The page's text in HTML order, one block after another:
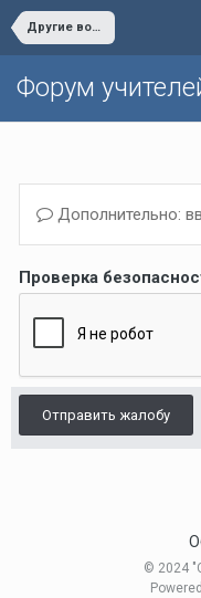
Другие вопросы (Темы, не вошедшие в другие разделы)/Other issues
Форум
Дополнительно:
Проверка
Отправить жалобу
© 2024